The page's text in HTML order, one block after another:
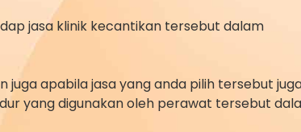
jasa klinik kecantikan tersebut dalam
apabila jasa yang anda pilih tersebut
yang digunakan oleh perawat tersebut